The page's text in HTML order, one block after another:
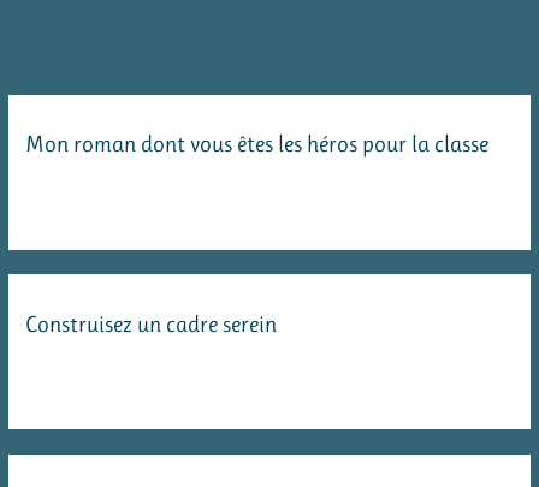
grecque
mythologie
cent
Mon roman dont vous êtes les héros pour la classe
Construisez un cadre serein